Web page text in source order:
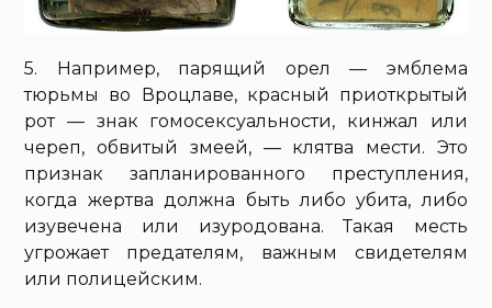
5. Например, парящий орел — эмблема
тюрьмы во Вроцлаве, красный приоткрытый
рот — знак гомосексуальности, кинжал или
череп, обвитый змеей, — клятва мести. Это
признак запланированного преступления,
когда жертва должна быть либо убита, либо
изувечена или изуродована. Такая месть
угрожает предателям, важным свидетелям
или полицейским.